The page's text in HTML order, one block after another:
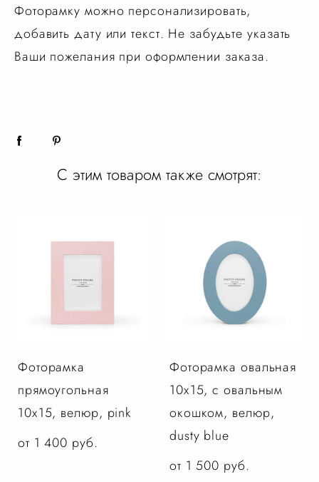
Фоторамку можно персонализировать,
добавить дату или текст. Не забудьте указать
Ваши пожелания при оформлении заказа.
С этим товаром также смотрят:
Фоторамка
прямоугольная
10х15, велюр, pink
от 1 400 pуб.
Фоторамка овальная
10х15, с овальным
окошком, велюр,
dusty blue
от 1 500 pуб.